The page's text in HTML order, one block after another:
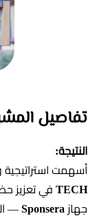
تفاصيل
النتيجة:
أسهمت
TECH في تعزيز
جهاز Sponsera
—